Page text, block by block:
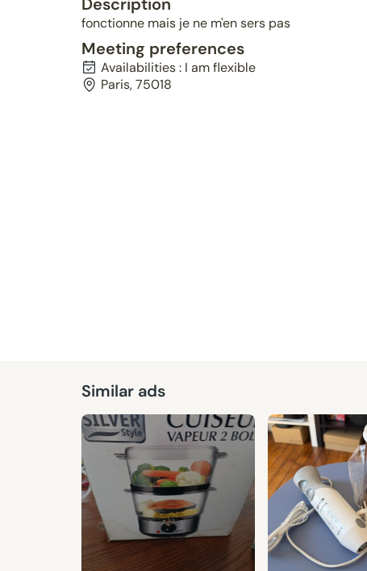
fonctionne mais je ne m'en sers pas
Meeting preferences
Availabilities : I am flexible
Paris, 75018
Similar ads